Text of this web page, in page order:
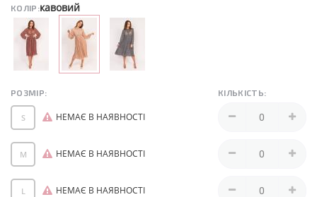
КОЛІР:кавовий
РОЗМІР: КІЛЬКІСТЬ:
S НЕМАЄ В НАЯВНОСТІ
M НЕМАЄ В НАЯВНОСТІ
L НЕМАЄ В НАЯВНОСТІ